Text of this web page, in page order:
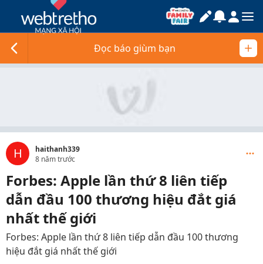
Đọc báo giùm bạn
H
haithanh339
8 năm trước
Forbes: Apple lần thứ 8 liên tiếp
dẫn đầu 100 thương hiệu đắt giá
nhất thế giới
Forbes: Apple lần thứ 8 liên tiếp dẫn đầu 100 thương
hiệu đắt giá nhất thế giới